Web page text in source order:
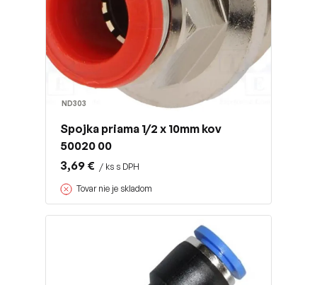
ND303
Spojka priama 1/2 x 10mm kov
50020 00
3,69 € / ks s DPH
Tovar nie je skladom